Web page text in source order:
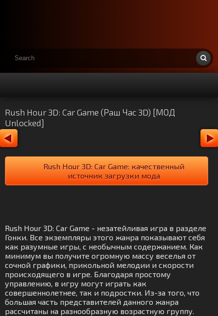
Rush Hour 3D: Car Game (Раш Час 3D) [МОД
Unlocked]
Rush Hour 3D: Car Game: качественный
источник загрузки мода
Rush Hour 3D: Car Game - незатейливая игра в разделе
Гонки. Все экземпляры этого жанра показывают себя
как разумные игры, с необычным содержанием. Как
минимум вы получите огромную массу веселья от
сочной графики, прикольной мелодии и скорости
происходящего в игре. Благодаря простому
управлению, в игру могут играть как
совершеннолетнее, так и подростки. Из-за того, что
большая часть представителей данного жанра
рассчитаны на разнообразную возрастную группу.